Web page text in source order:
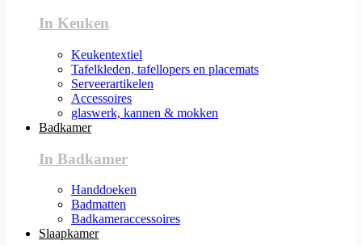
In Keuken
Keukentextiel
Tafelkleden, tafellopers en placemats
Serveerartikelen
Accessoires
glaswerk, kannen & mokken
Badkamer
In Badkamer
Handdoeken
Badmatten
Badkameraccessoires
Slaapkamer